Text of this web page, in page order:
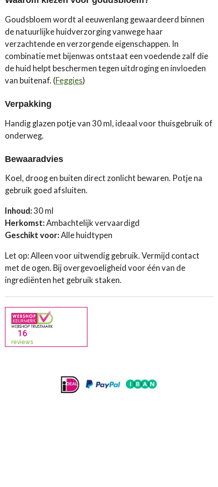
Goudsbloem wordt al eeuwenlang gewaardeerd binnen
de natuurlijke huidverzorging vanwege haar
verzachtende en verzorgende eigenschappen. In
combinatie met bijenwas ontstaat een voedende zalf die
de huid helpt beschermen tegen uitdroging en invloeden
van buitenaf. (Feggies)
Verpakking
Handig glazen potje van 30 ml, ideaal voor thuisgebruik of
onderweg.
Bewaaradvies
Koel, droog en buiten direct zonlicht bewaren. Potje na
gebruik goed afsluiten.
Inhoud: 30 ml
Herkomst: Ambachtelijk vervaardigd
Geschikt voor: Alle huidtypen
Let op: Alleen voor uitwendig gebruik. Vermijd contact
met de ogen. Bij overgevoeligheid voor één van de
ingrediënten het gebruik staken.